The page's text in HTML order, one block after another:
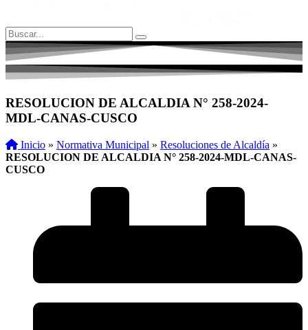
RESOLUCION DE ALCALDIA N° 258-2024-
MDL-CANAS-CUSCO
Inicio » Normativa Municipal » Resoluciones de Alcaldía »
RESOLUCION DE ALCALDIA N° 258-2024-MDL-CANAS-
CUSCO